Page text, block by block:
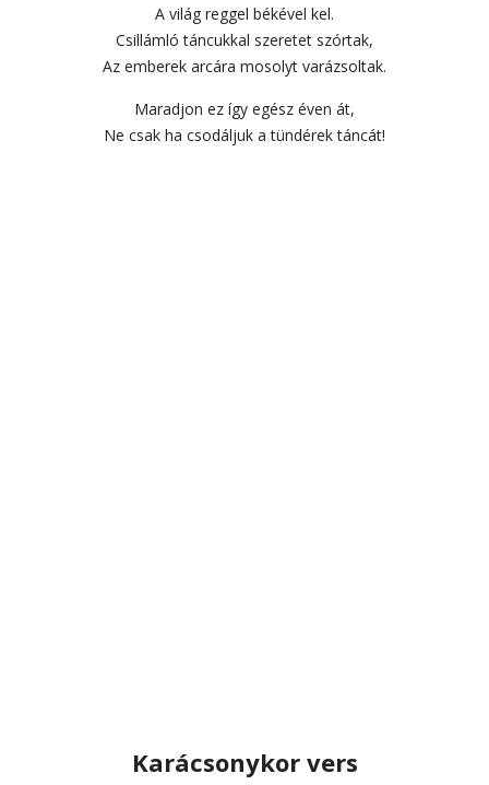
A világ reggel békével kel.
Csillámló táncukkal szeretet szórtak,
Az emberek arcára mosolyt varázsoltak.
Maradjon ez így egész éven át,
Ne csak ha csodáljuk a tündérek táncát!
Karácsonykor vers